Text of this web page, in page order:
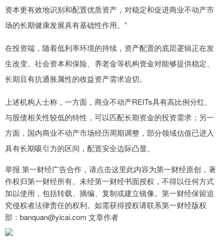
资本更有效地识别和配置优质资产，对稳定和促进商业不动产市
场的长期健康发展具有基础性作用。”
在投资端，随着低利率环境的持续，资产配置的底层逻辑正在发
生改变。社会资本和保险、养老金等机构资金对能够提供稳定、
长期且有抗通胀属性的收益资产需求迫切。
上述机构人士称，一方面，商业不动产REITs具有高比例分红、
与股债相关性较低的特性，可以匹配长期资金的投资需求；另一
方面，国内商业不动产市场经历周期调整，部分领域估值已进入
具有长期吸引力的区间，配置安全边际凸显。
举报 第一财经广告合作，请点击这里此内容为第一财经原创，著
作权归第一财经所有。未经第一财经书面授权，不得以任何方式
加以使用，包括转载、摘编、复制或建立镜像。第一财经保留追
究侵权者法律责任的权利。如需获得授权请联系第一财经版权
部：banquan@yicai.com 文章作者